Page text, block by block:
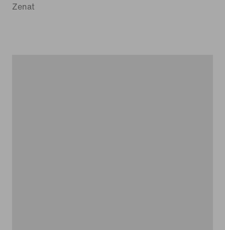
Zenat